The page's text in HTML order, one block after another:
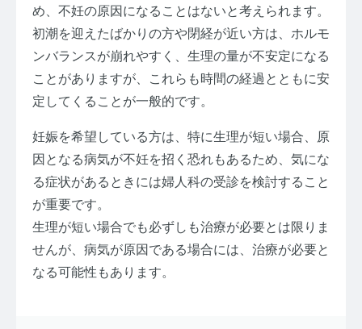
め、不妊の原因になることはないと考えられます。
初潮を迎えたばかりの方や閉経が近い方は、ホルモ
ンバランスが崩れやすく、生理の量が不安定になる
ことがありますが、これらも時間の経過とともに安
定してくることが一般的です。
妊娠を希望している方は、特に生理が短い場合、原
因となる病気が不妊を招く恐れもあるため、気にな
る症状があるときには婦人科の受診を検討すること
が重要です。
生理が短い場合でも必ずしも治療が必要とは限りま
せんが、病気が原因である場合には、治療が必要と
なる可能性もあります。